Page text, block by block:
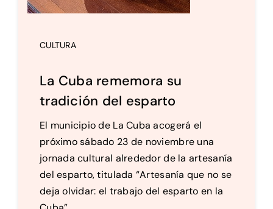
CULTURA
La Cuba rememora su
tradición del esparto
El municipio de La Cuba acogerá el
próximo sábado 23 de noviembre una
jornada cultural alrededor de la artesanía
del esparto, titulada “Artesanía que no se
deja olvidar: el trabajo del esparto en la